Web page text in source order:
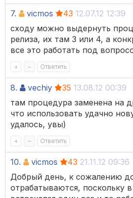
7. vicmos 43 12.07.12 12:39
сходу можно выдернуть
релиза, их там 3 или 4, а
все это работать под
+ – Ответить
8. vechiy 35 13.08.12 00:39
там процедура заменена на
что использовать удачно
удалось, увы)
+ – Ответить
10. vicmos 43 21.11.12 09:36
Добрый день, к сожалению
отрабатываются, поскольку